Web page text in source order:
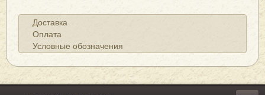
Доставка
Оплата
Условные обозначения